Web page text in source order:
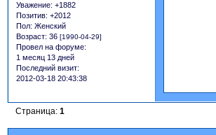
Уважение: +1882
Позитив: +2012
Пол: Женский
Возраст: 36 [1990-04-29]
Провел на форуме:
1 месяц 13 дней
Последний визит:
2012-03-18 20:43:38
Страница:1